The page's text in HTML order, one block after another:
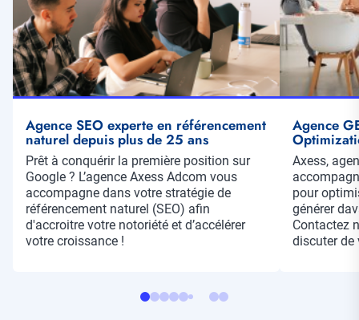
Agence SEO experte en référencement
naturel depuis plus de 25 ans
Résumé
Prêt à conquérir la première position sur
Google ? L’agence Axess Adcom vous
accompagne dans votre stratégie de
référencement naturel (SEO) afin
d'accroitre votre notoriété et d’accélérer
votre croissance !
Agence
Résumé
Axess,
pour
générer
Contactez
discuter de